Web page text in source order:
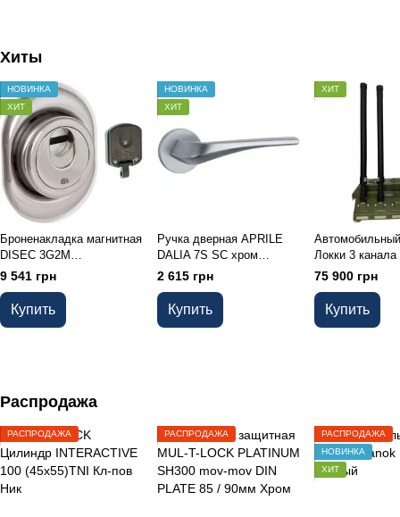
Хиты
НОВИНКА
ХИТ
Броненакладка магнитная
DISEC 3G2M
цилиндровая Хром
полированный
9 541 грн
Купить
НОВИНКА
ХИТ
Ручка дверная APRILE
DALIA 7S SC хром
матовый
2 615 грн
Купить
ХИТ
Локки 3 канала
FPV)
75 900 грн
Купить
Распродажа
РАСПРОДАЖА РАСПРОДАЖА
РАСПРОДАЖА
НОВИНКА
ХИТ